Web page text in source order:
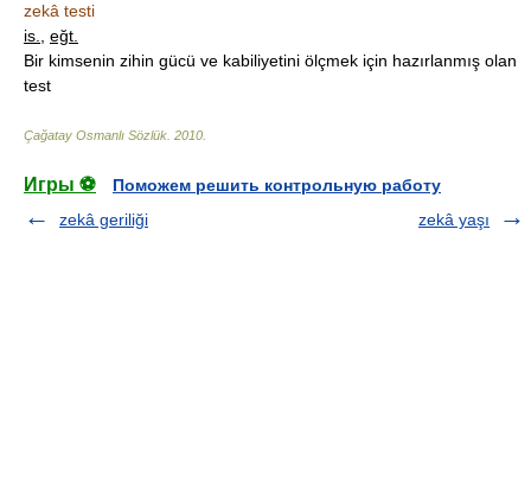
zekâ testi
is.
eğt.
Bir kimsenin zihin gücü ve kabiliyetini ölçmek için hazırlanmış olan
test
Çağatay Osmanlı Sözlük 2010
Игры ⚽
Поможем решить контрольную работу
zekâ geriliği
zekâ yaşı